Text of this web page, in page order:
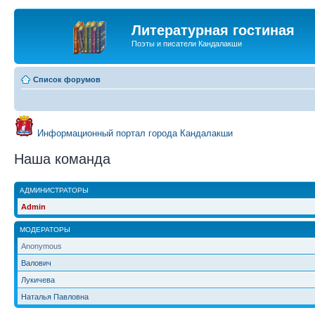
Литературная гостиная
Поэты и писатели Кандалакши
Список форумов
Информационный портал города Кандалакши
Наша команда
АДМИНИСТРАТОРЫ
Admin
МОДЕРАТОРЫ
Anonymous
Валович
Лукичева
Наталья Павловна